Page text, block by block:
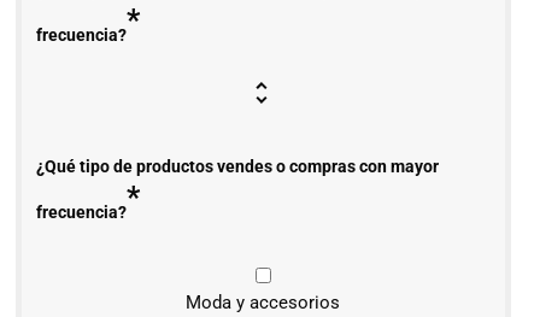
frecuencia?*
¿Qué tipo de productos vendes o compras con mayor
frecuencia?*
Moda y accesorios